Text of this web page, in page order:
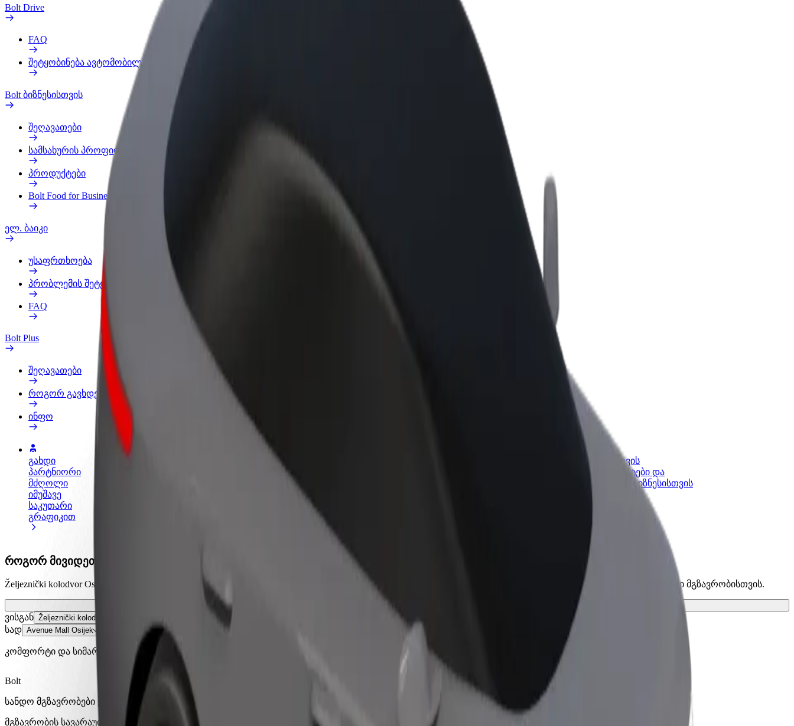
Bolt Drive
FAQ
შეტყობინება ავტომობილზე
Bolt ბიზნესისთვის
შეღავათები
სამსახურის პროფილი
პროდუქტები
Bolt Food for Business
ელ. ბაიკი
უსაფრთხოება
პრობლემის შეტყობინება
FAQ
Bolt Plus
შეღავათები
როგორ გავხდე გამომწერი
ინფო
გახდი
პარტნიორი
მძღოლი
იმუშავე
საკუთარი
გრაფიკით
დაამატე რესტორანი ან
მაღაზია
მოიზიდე მეტი მომხმარებელი
და გაზარდე გაყიდვები
Bolt ბიზნესისთვის
Bolt-ის პროდუქტები და
სერვისები, შენი ბიზნესისთვის
როგორ მივიდეთ Željeznički kolodvor Osijek დან Avenue Mall Osijek მდე
Željeznički kolodvor Osijek დან Avenue Mall Osijek მდე გადაადგილების საუკეთესო გზას ეძებ? აღმოაჩინე ჩვენი სერვისები და იპოვე საუკეთესო ვარიანტი შენი მგზავრობისთვის.
გადმოწერე აპლიკაცია
ვისგან Željeznički kolodvor Osijek
სად Avenue Mall Osijek
კომფორტი და სიმარტივე შენს ხელთაა!
Bolt
სანდო მგზავრობები ყოველდღიური საშუალო ზომის ავტომობილებით.
მგზავრობის სავარაუდო დრო